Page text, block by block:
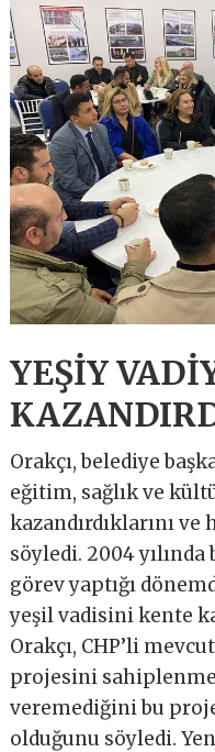
YEŞİY
Orakçı, belediye
eğitim, sağlık ve
kazandırdıklarını
söyledi. 2004
görev yaptığı
yeşil vadisini kente
Orakçı, CHP’li
projesini
veremediğini bu
olduğunu söyledi.